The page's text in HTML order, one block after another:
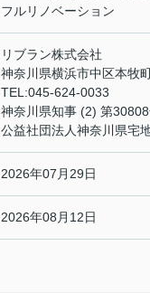
フルリノベーション
リブラン株式会社
神奈川県横浜市中区本牧
TEL:045-624-0033
神奈川県知事 (2) 第
公益社団法人神奈川県宅
2026年07月29日
2026年08月12日